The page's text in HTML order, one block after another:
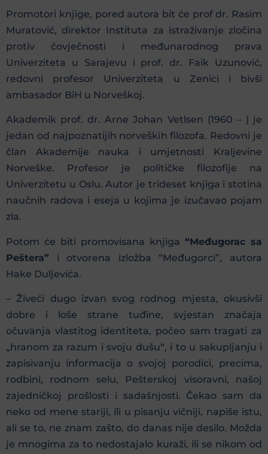
Promotori knjige, pored autora bit će prof dr. Rasim
Muratović, direktor Instituta za istraživanje zločina
protiv čovječnosti i međunarodnog prava
Univerziteta u Sarajevu i prof. dr. Faik Uzunović,
redovni profesor Univerziteta u Zenici i bivši
ambasador BiH u Norveškoj.
Akademik prof. dr. Arne Johan Vetlsen (1960 – ) je
jedan od najpoznatijih norveških filozofa. Redovni je
član Akademije nauka i umjetnosti Kraljevine
Norveške. Profesor je političke filozofije na
Univerzitetu u Oslu. Autor je trideset knjiga i stotina
naučnih radova i eseja u kojima je izučavao pojam
zla.
Potom će biti promovisana knjiga “Međugorac sa
Peštera” i otvorena izložba “Međugorci”, autora
Hake Duljevića.
– Živeći dugo izvan svog rodnog mjesta, okusivši
dobre i loše strane tuđine, svjestan značaja
očuvanja vlastitog identiteta, počeo sam tragati za
„hranom za razum i svoju dušu“, i to u sakupljanju i
zapisivanju informacija o svojoj porodici, precima,
rodbini, rodnom selu, Pešterskoj visoravni, našoj
zajedničkoj prošlosti i sadašnjosti. Čekao sam da
neko od mene stariji, ili u pisanju vičniji, napiše istu,
ali se to, ne znam zašto, do danas nije desilo. Možda
je mnogima za to nedostajalo kuraži, ili se nikom od